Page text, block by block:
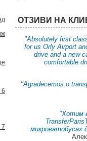
ОТЗИВИ НА
"Absolutely first
for us Orly Airport
drive and a new
comfortable
"Agradecemos o
"Хотим
микроватобусах